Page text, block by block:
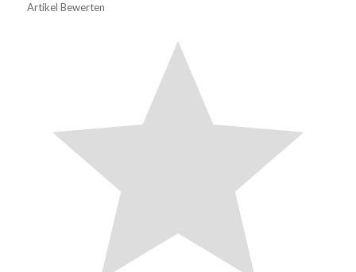
Artikel Bewerten